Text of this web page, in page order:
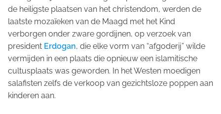
de heiligste plaatsen van het christendom, werden de
laatste mozaïeken van de Maagd met het Kind
verborgen onder zware gordijnen, op verzoek van
president Erdogan, die elke vorm van “afgoderij” wilde
vermijden in een plaats die opnieuw een islamitische
cultusplaats was geworden. In het Westen moedigen
salafisten zelfs de verkoop van gezichtsloze poppen aan
kinderen aan.